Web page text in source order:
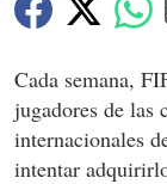
Cada semana,
jugadores de las
internacionales
intentar